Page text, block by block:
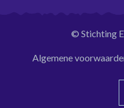
© Stichting
Algemene